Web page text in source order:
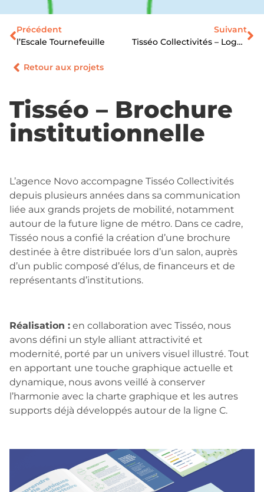
Précédent
l’Escale Tournefeuille
Suivant
Tisséo Collectivités – Logos Projet Ligne C
Retour aux projets
Tisséo – Brochure
institutionnelle
L’agence Novo accompagne Tisséo Collectivités
depuis plusieurs années dans sa communication
liée aux grands projets de mobilité, notamment
autour de la future ligne de métro. Dans ce cadre,
Tisséo nous a confié la création d’une brochure
destinée à être distribuée lors d’un salon, auprès
d’un public composé d’élus, de financeurs et de
représentants d’institutions.
Réalisation : en collaboration avec Tisséo, nous
avons défini un style alliant attractivité et
modernité, porté par un univers visuel illustré. Tout
en apportant une touche graphique actuelle et
dynamique, nous avons veillé à conserver
l’harmonie avec la charte graphique et les autres
supports déjà développés autour de la ligne C.